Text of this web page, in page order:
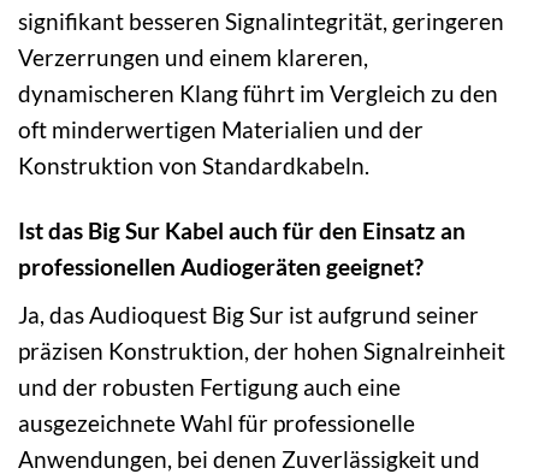
signifikant besseren Signalintegrität, geringeren
Verzerrungen und einem klareren,
dynamischeren Klang führt im Vergleich zu den
oft minderwertigen Materialien und der
Konstruktion von Standardkabeln.
Ist das Big Sur Kabel auch für den Einsatz an
professionellen Audiogeräten geeignet?
Ja, das Audioquest Big Sur ist aufgrund seiner
präzisen Konstruktion, der hohen Signalreinheit
und der robusten Fertigung auch eine
ausgezeichnete Wahl für professionelle
Anwendungen, bei denen Zuverlässigkeit und